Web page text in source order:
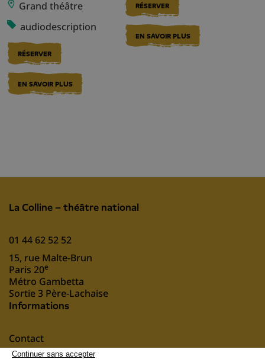
Grand théâtre
audiodescription
RÉSERVER
EN SAVOIR PLUS
RÉSERVER
EN SAVOIR PLUS
La Colline – théâtre national
01 44 62 52 52
15, rue Malte-Brun
Paris 20e
Métro Gambetta
Sortie 3 Père-Lachaise
Informations
Contact